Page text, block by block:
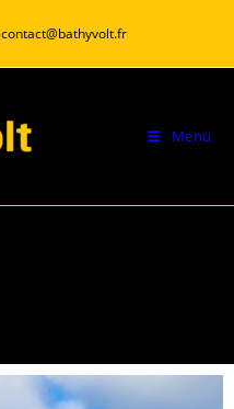
contact@bathyvolt.fr
Menu